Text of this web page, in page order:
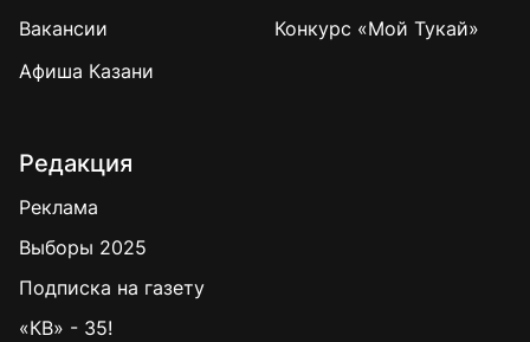
Вакансии
Конкурс «Мой Тукай»
Афиша Казани
Редакция
Реклама
Выборы 2025
Подписка на газету
«КВ» - 35!